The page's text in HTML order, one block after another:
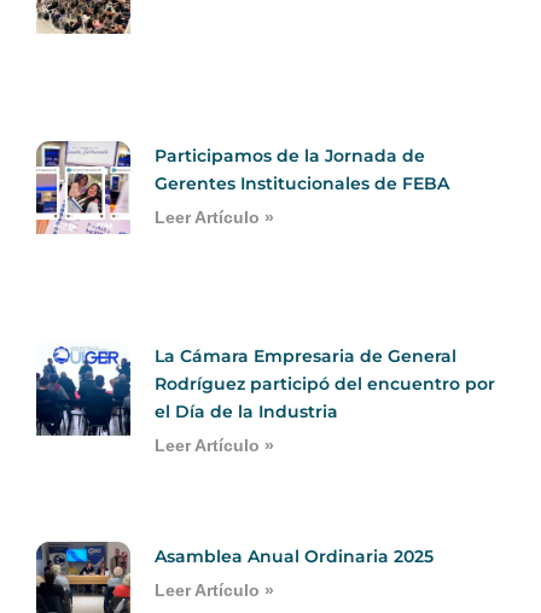
Participamos de la Jornada de
Gerentes Institucionales de FEBA
Leer Artículo »
La Cámara Empresaria de General
Rodríguez participó del encuentro por
el Día de la Industria
Leer Artículo »
Asamblea Anual Ordinaria 2025
Leer Artículo »